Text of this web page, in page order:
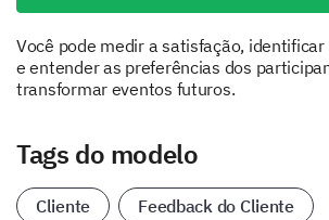
Você pode medir a satisfação,
e entender as preferências dos
transformar eventos futuros.
Tags do modelo
Cliente Feedback do Cliente